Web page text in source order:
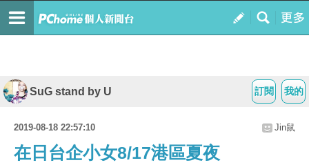
我的
訂閱
SuG stand by U
2019-08-18 22:57:10 Jin鼠
在日台企小女8/17港區夏夜